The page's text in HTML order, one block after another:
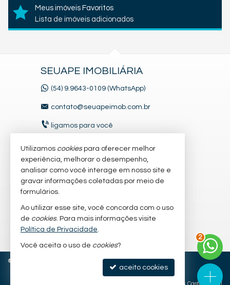
Meus imóveis Favoritos
Lista de imóveis adicionados
SEUAPE IMOBILIÁRIA
(54) 9.9643-0109 (WhatsApp)
contato@seuapeimob.com.br
ligamos para você
VEJA MAIS
receba nosso newsletter
cadastre seu imóvel
mapa de imóveis
© Política de Privacidade
Site para imobiliárias: Castel Digital
3
Utilizamos cookiespara oferecer melhor
experiência, melhorar o desempenho,
analisar como você interage em nosso site e
gravar informações coletadas por meio de
formulários.
Ao utilizar esse site, você concorda com o uso
de cookies. Para mais informações visite
Política de Privacidade.
Você aceita o uso de cookies?
aceito cookies